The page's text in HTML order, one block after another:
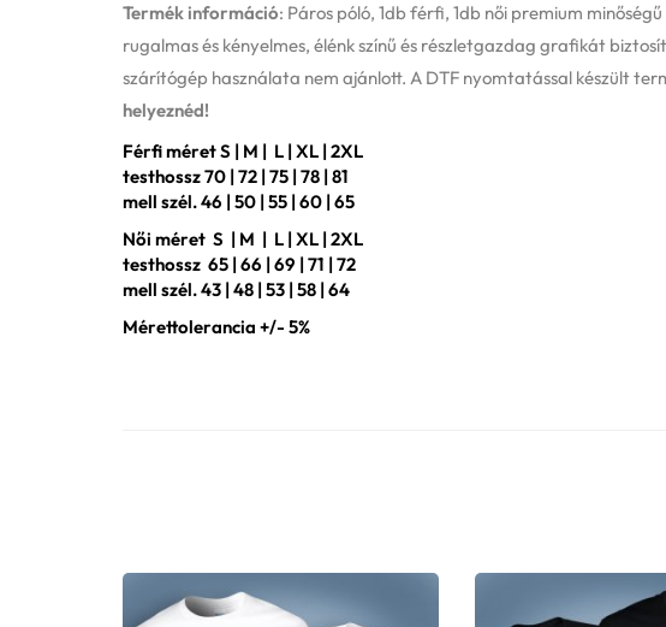
Termék információ: Páros póló, 1db férfi, 1db női premium
rugalmas és kényelmes, élénk színű és részletgazdag grafikát
szárítógép használata nem ajánlott. A DTF nyomtatással készült
helyeznéd!
Férfi méret S | M | L | XL | 2XL
testhossz 70 | 72 | 75 | 78 | 81
mell szél. 46 | 50 | 55 | 60 | 65
Női méret S | M | L | XL | 2XL
testhossz 65 | 66 | 69 | 71 | 72
mell szél. 43 | 48 | 53 | 58 | 64
Mérettolerancia +/- 5%